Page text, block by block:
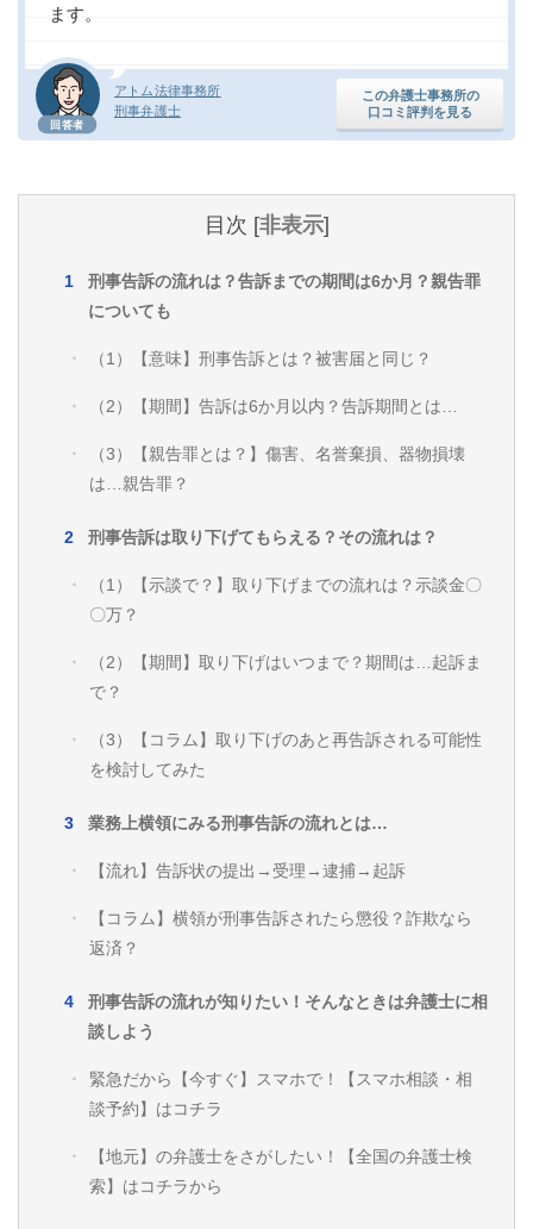
回答者
アトム法律事務所
刑事弁護士
この弁護士事務所の
口コミ評判を見る
ます。
目次 [非表示]
刑事告訴の流れは？告訴までの期間は6か月？親告罪
についても
（1）【意味】刑事告訴とは？被害届と同じ？
（2）【期間】告訴は6か月以内？告訴期間とは…
（3）【親告罪とは？】傷害、名誉棄損、器物損壊
は…親告罪？
刑事告訴は取り下げてもらえる？その流れは？
（1）【示談で？】取り下げまでの流れは？示談金〇
〇万？
（2）【期間】取り下げはいつまで？期間は…起訴ま
で？
（3）【コラム】取り下げのあと再告訴される可能性
を検討してみた
業務上横領にみる刑事告訴の流れとは…
【流れ】告訴状の提出→受理→逮捕→起訴
【コラム】横領が刑事告訴されたら懲役？詐欺なら
返済？
刑事告訴の流れが知りたい！そんなときは弁護士に相
談しよう
緊急だから【今すぐ】スマホで！【スマホ相談・相
談予約】はコチラ
【地元】の弁護士をさがしたい！【全国の弁護士検
索】はコチラから